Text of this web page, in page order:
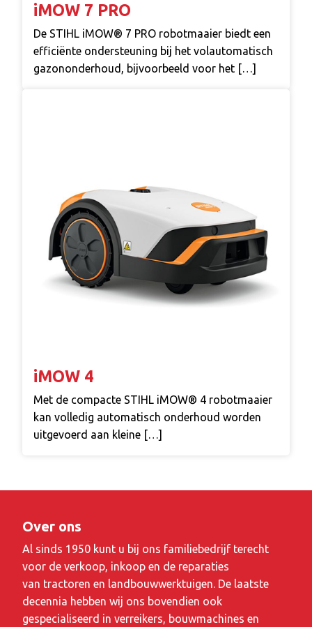
iMOW 7 PRO
De STIHL iMOW® 7 PRO robotmaaier biedt een
efficiënte ondersteuning bij het volautomatisch
gazononderhoud, bijvoorbeeld voor het […]
iMOW 4
Met de compacte STIHL iMOW® 4 robotmaaier
kan volledig automatisch onderhoud worden
uitgevoerd aan kleine […]
Over ons
Al sinds 1950 kunt u bij ons familiebedrijf terecht
voor de verkoop, inkoop en de reparaties
van tractoren en landbouwwerktuigen. De laatste
decennia hebben wij ons bovendien ook
gespecialiseerd in verreikers, bouwmachines en